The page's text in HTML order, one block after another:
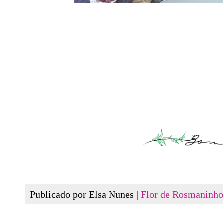
Publicado por Elsa Nunes | Flor de